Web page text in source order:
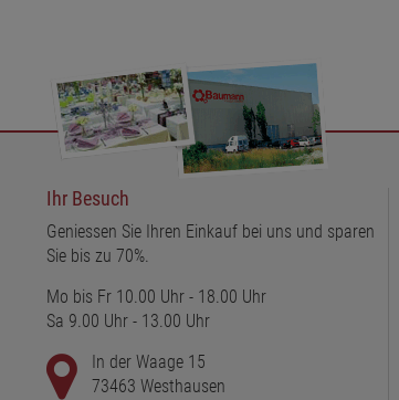
Ihr Besuch
Geniessen Sie Ihren Einkauf bei uns und sparen
Sie bis zu 70%.
Mo bis Fr 10.00 Uhr - 18.00 Uhr
Sa 9.00 Uhr - 13.00 Uhr
In der Waage 15
73463 Westhausen